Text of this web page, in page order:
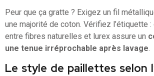
Peur que ça gratte ? Exigez un fil
une majorité de coton. Vérifiez l’étiquette
entre fibres naturelles et lurex assure un
une tenue irréprochable après lavage.
Le style de paillettes selon